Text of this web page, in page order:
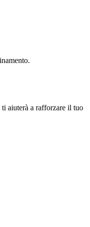
aiuterà a rafforzare il tuo